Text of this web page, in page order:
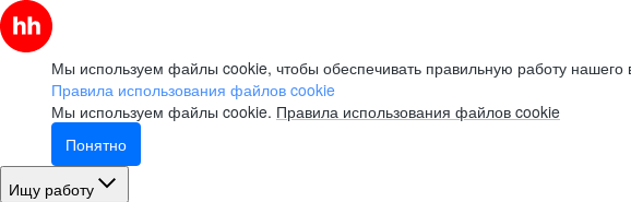
Мы используем файлы cookie, чтобы обеспечивать правильную работу нашего
Правила использования файлов cookie
Мы используем файлы cookie. Правила использования файлов cookie
Понятно
Ищу работу